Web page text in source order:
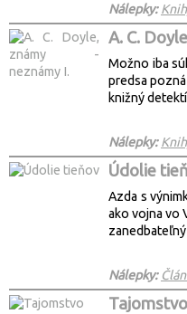
Nálepky:
A. C.
Možno iba
predsa
knižný
Nálepky:
Údolie
Azda s
ako vojna vo
Nálepky: